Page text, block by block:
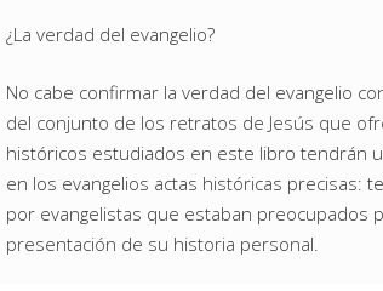
¿La verdad del evangelio?
No cabe confirmar la verdad del evangelio
del conjunto de los retratos de Jesús que
históricos estudiados en este libro tendrán
en los evangelios actas históricas precisas:
por evangelistas que estaban preocupados
presentación de su historia personal.